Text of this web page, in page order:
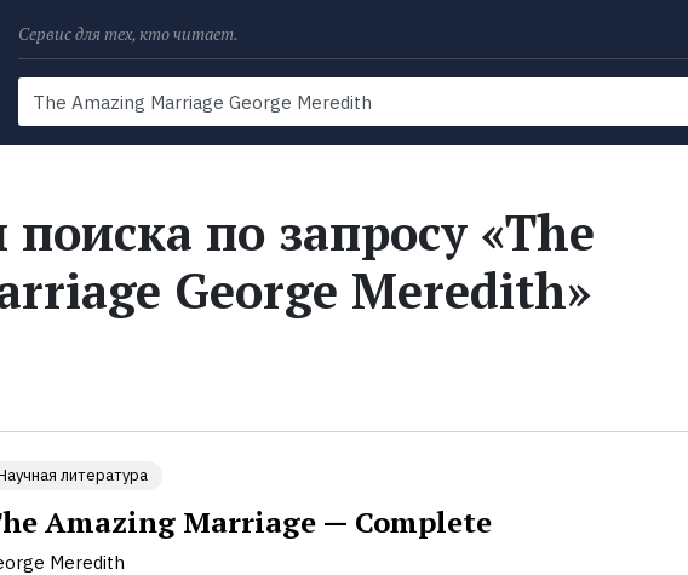
Сервис для тех, кто читает.
Поиск
Новости Рейтинги Книги
поиска по запросу «The
George Meredith»
литература
Amazing Marriage — Complete
Meredith